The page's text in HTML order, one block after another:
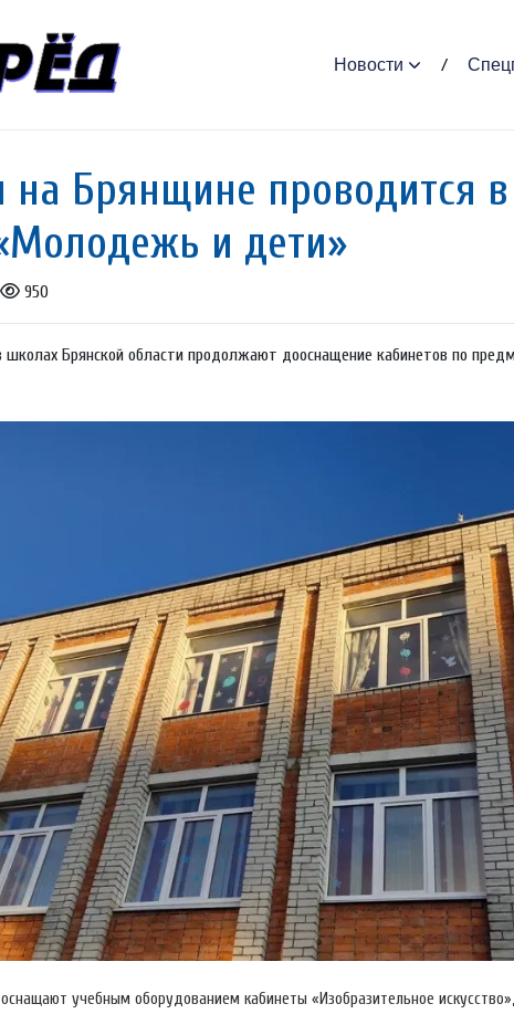
Новости
Брянщине проводится
и дети»
950
Брянской области продолжают дооснащение кабинетов по
учебным оборудованием кабинеты «Изобразительное